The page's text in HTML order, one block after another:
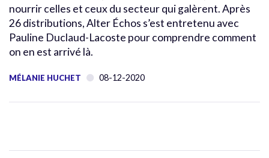
nourrir celles et ceux du secteur qui galèrent. Après
26 distributions, Alter Échos s’est entretenu avec
Pauline Duclaud-Lacoste pour comprendre comment
on en est arrivé là.
MÉLANIE HUCHET 08-12-2020